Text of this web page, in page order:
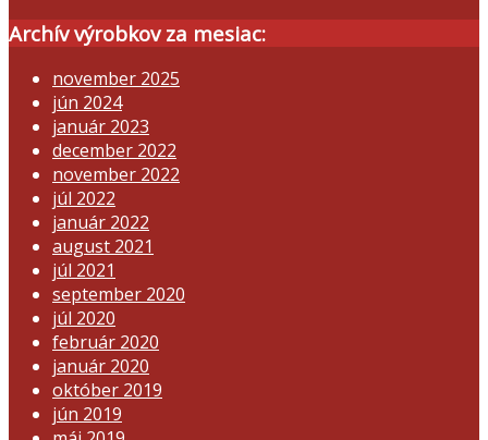
Archív výrobkov za mesiac:
november 2025
jún 2024
január 2023
december 2022
november 2022
júl 2022
január 2022
august 2021
júl 2021
september 2020
júl 2020
február 2020
január 2020
október 2019
jún 2019